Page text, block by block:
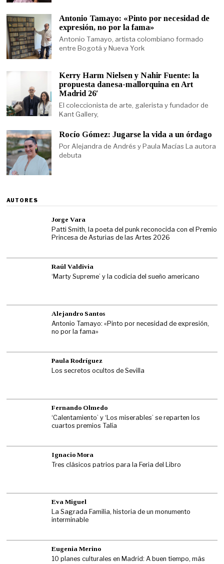
Antonio Tamayo: «Pinto por necesidad de
expresión, no por la fama»
Antonio Tamayo, artista colombiano formado
entre Bogotá y Nueva York
Kerry Harm Nielsen y Nahir Fuente: la
propuesta danesa-mallorquina en Art
Madrid 26′
El coleccionista de arte, galerista y fundador de
Kant Gallery,
Rocío Gómez: Jugarse la vida a un órdago
Por Alejandra de Andrés y Paula Macías La autora
debuta
AUTORES
Jorge Vara
Patti Smith, la poeta del punk reconocida con el Premio
Princesa de Asturias de las Artes 2026
Raúl Valdivia
‘Marty Supreme’ y la codicia del sueño americano
Alejandro Santos
Antonio Tamayo: «Pinto por necesidad de expresión,
no por la fama»
Paula Rodríguez
Los secretos ocultos de Sevilla
Fernando Olmedo
‘Calentamiento’ y ‘Los miserables’ se reparten los
cuartos premios Talía
Ignacio Mora
Tres clásicos patrios para la Feria del Libro
Eva Miguel
La Sagrada Familia, historia de un monumento
interminable
Eugenia Merino
10 planes culturales en Madrid: A buen tiempo, más